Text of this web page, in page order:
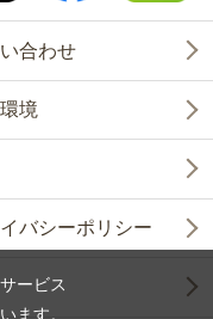
合わせ
境
バシーポリシー
ービス
ます。